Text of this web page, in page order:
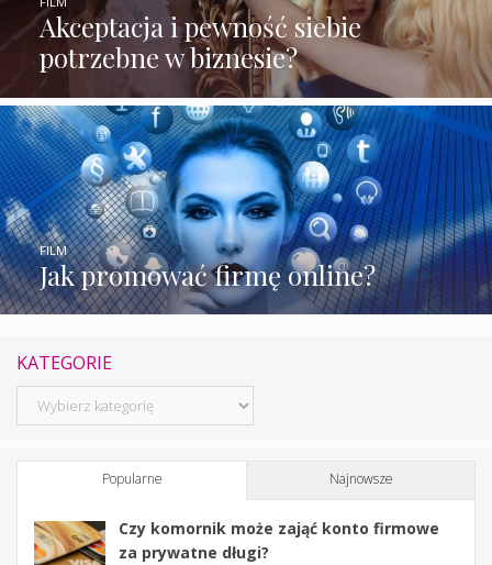
Akceptacja i pewność siebie
potrzebne w biznesie?
Jak promować firmę online?
FILM
KATEGORIE
Kategorie
Popularne Najnowsze
Czy komornik może zająć konto firmowe
za prywatne długi?